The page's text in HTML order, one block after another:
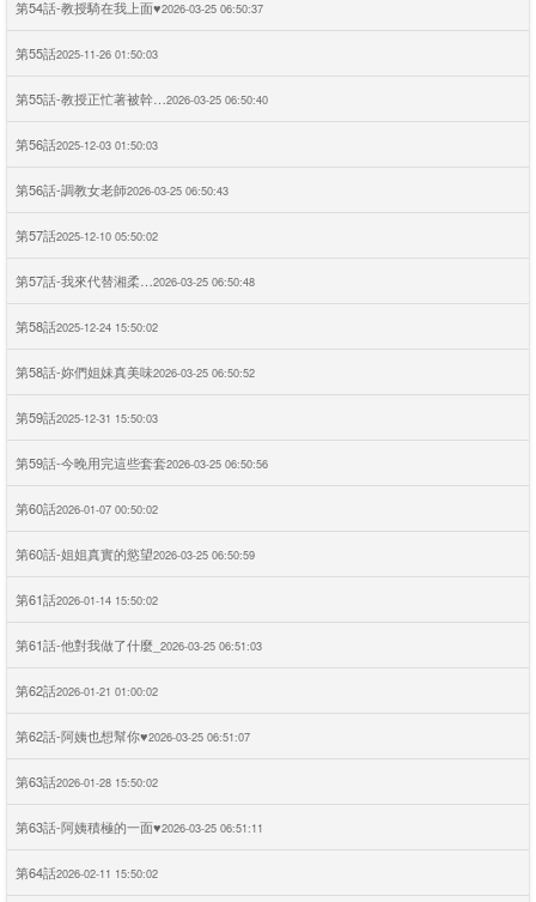
第54話-教授騎在我上面♥2026-03-25 06:50:37
第55話2025-11-26 01:50:03
第55話-教授正忙著被幹… 2026-03-25 06:50:40
第56話2025-12-03 01:50:03
第56話-調教女老師2026-03-25 06:50:43
第57話2025-12-10 05:50:02
第57話-我來代替湘柔… 2026-03-25 06:50:48
第58話2025-12-24 15:50:02
第58話-妳們姐妹真美味2026-03-25 06:50:52
第59話2025-12-31 15:50:03
第59話-今晚用完這些套套2026-03-25 06:50:56
第60話2026-01-07 00:50:02
第60話-姐姐真實的慾望2026-03-25 06:50:59
第61話2026-01-14 15:50:02
第61話-他對我做了什麼_ 2026-03-25 06:51:03
第62話2026-01-21 01:00:02
第62話-阿姨也想幫你♥2026-03-25 06:51:07
第63話2026-01-28 15:50:02
第63話-阿姨積極的一面♥2026-03-25 06:51:11
第64話2026-02-11 15:50:02